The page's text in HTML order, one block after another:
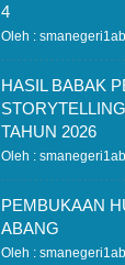
4
Oleh :
HASIL BABAK
TAHUN 2026
Oleh :
PEMBUKAAN
ABANG
Oleh :